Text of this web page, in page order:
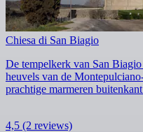
Chiesa di San Biagio
De tempelkerk van San
heuvels van de
prachtige marmeren
4,5 (2 reviews)